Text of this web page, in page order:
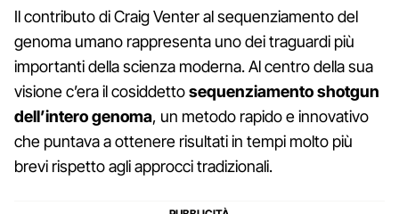
Il contributo di Craig Venter al sequenziamento del
genoma umano rappresenta uno dei traguardi più
importanti della scienza moderna. Al centro della sua
visione c’era il cosiddettosequenziamento shotgun
dell’intero genoma, un metodo rapido e innovativo
che puntava a ottenere risultati in tempi molto più
brevi rispetto agli approcci tradizionali.